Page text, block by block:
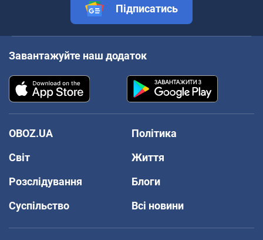
Підписатись
Завантажуйте наш додаток
OBOZ.UA
Політика
Світ
Життя
Розслідування
Блоги
Суспільство
Всі новини